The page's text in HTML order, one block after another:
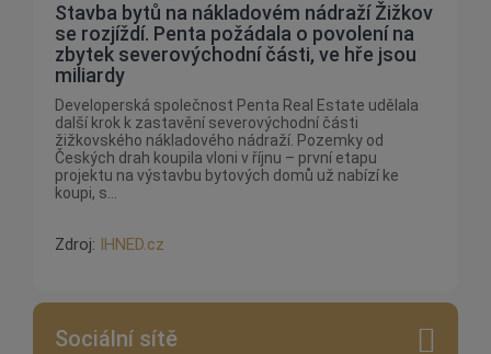
Stavba bytů na nákladovém nádraží Žižkov
se rozjíždí. Penta požádala o povolení na
zbytek severovýchodní části, ve hře jsou
miliardy
Developerská společnost Penta Real Estate udělala
další krok k zastavění severovýchodní části
žižkovského nákladového nádraží. Pozemky od
Českých drah koupila vloni v říjnu – první etapu
projektu na výstavbu bytových domů už nabízí ke
koupi, s...
Zdroj: IHNED.cz
Sociální sítě